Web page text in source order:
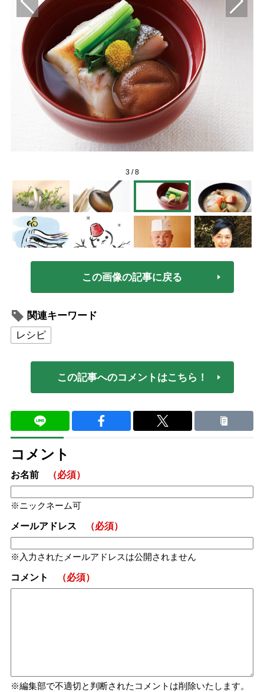
3/8
この画像の記事に戻る
関連キーワード
レシピ
この記事へのコメントはこちら！
コメント
お名前 （必須）
ニックネーム可
メールアドレス （必須）
入力されたメールアドレスは公開されません
コメント （必須）
編集部で不適切と判断されたコメントは削除いたします。